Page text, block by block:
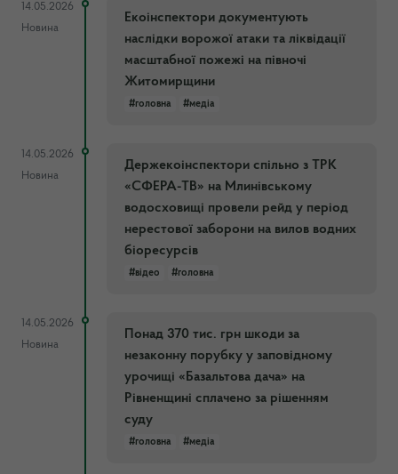
14.05.2026
Новина
Екоінспектори документують
наслідки ворожої атаки та ліквідації
масштабної пожежі на півночі
Житомирщини
#головна #медіа
14.05.2026
Новина
Держекоінспектори спільно з ТРК
«СФЕРА-ТВ» на Млинівському
водосховищі провели рейд у період
нерестової заборони на вилов водних
біоресурсів
#відео #головна
14.05.2026
Новина
Понад 370 тис. грн шкоди за
незаконну порубку у заповідному
урочищі «Базальтова дача» на
Рівненщині сплачено за рішенням
суду
#головна #медіа